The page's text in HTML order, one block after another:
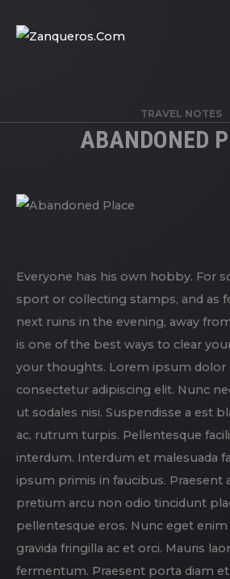
TRAVEL NOTES
ABANDONED
Everyone has his own hobby. For
sport or collecting stamps, and as
next ruins in the evening, away
is one of the best ways to clear
your thoughts. Lorem ipsum dolor
consectetur adipiscing elit. Nunc
ut sodales nisi. Suspendisse a est
ac, rutrum turpis. Pellentesque
interdum. Interdum et malesuada
ipsum primis in faucibus. Praesent
pretium arcu non odio tincidunt
pellentesque eros. Nunc eget
gravida fringilla ac et orci. Mauris
fermentum. Praesent porta diam et